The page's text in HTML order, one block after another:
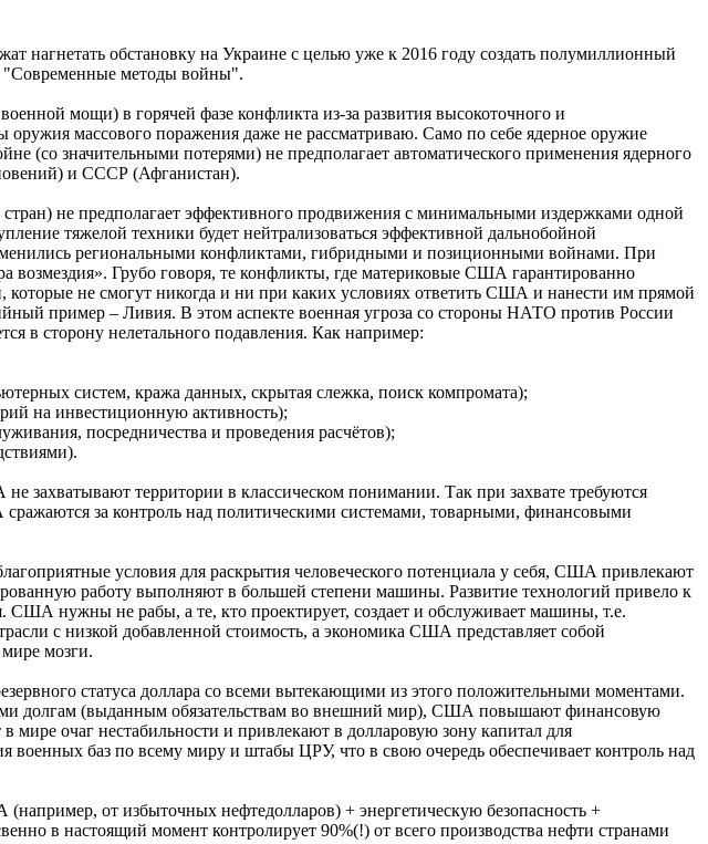
нагнетать обстановку на Украине с целью уже к 2016 году создать полумиллионный
"Современные методы войны".
мощи) в горячей фазе конфликта из-за развития высокоточного и
массового поражения даже не рассматриваю. Само по себе ядерное оружие
(со значительными потерями) не предполагает автоматического применения ядерного
и СССР (Афганистан).
не предполагает эффективного продвижения с минимальными издержками одной
тяжелой техники будет нейтрализоваться эффективной дальнобойной
региональными конфликтами, гибридными и позиционными войнами. При
возмездия». Грубо говоря, те конфликты, где материковые США гарантированно
которые не смогут никогда и ни при каких условиях ответить США и нанести им прямой
пример – Ливия. В этом аспекте военная угроза со стороны НАТО против России
в сторону нелетального подавления. Как например:
систем, кража данных, скрытая слежка, поиск компромата);
на инвестиционную активность);
посредничества и проведения расчётов);
территории в классическом понимании. Так при захвате требуются
за контроль над политическими системами, товарными, финансовыми
условия для раскрытия человеческого потенциала у себя, США привлекают
работу выполняют в большей степени машины. Развитие технологий привело к
США нужны не рабы, а те, кто проектирует, создает и обслуживает машины, т.е.
с низкой добавленной стоимость, а экономика США представляет собой
мозги.
статуса доллара со всеми вытекающими из этого положительными моментами.
долгам (выданным обязательствам во внешний мир), США повышают финансовую
очаг нестабильности и привлекают в долларовую зону капитал для
баз по всему миру и штабы ЦРУ, что в свою очередь обеспечивает контроль над
от избыточных нефтедолларов) + энергетическую безопасность +
в настоящий момент контролирует 90%(!) от всего производства нефти странами